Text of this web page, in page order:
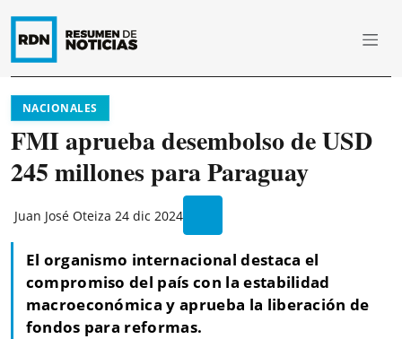
NACIONALES
FMI aprueba desembolso de USD
245 millones para Paraguay
Juan José Oteiza 24 dic 2024
El organismo internacional destaca el
compromiso del país con la estabilidad
macroeconómica y aprueba la liberación de
fondos para reformas.